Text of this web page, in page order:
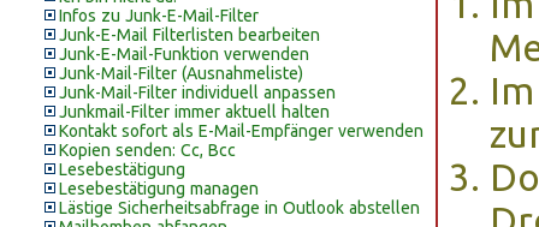
Infos zu Junk-E-Mail-Filter
Junk-E-Mail Filterlisten bearbeiten
Junk-E-Mail-Funktion verwenden
Junk-Mail-Filter (Ausnahmeliste)
Junk-Mail-Filter individuell anpassen
Junkmail-Filter immer aktuell halten
Kontakt sofort als E-Mail-Empfänger verwenden
Kopien senden: Cc, Bcc
Lesebestätigung
Lesebestätigung managen
Lästige Sicherheitsabfrage in Outlook abstellen